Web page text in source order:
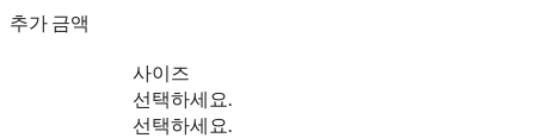
추가 금액
사이즈
선택하세요.
선택하세요.